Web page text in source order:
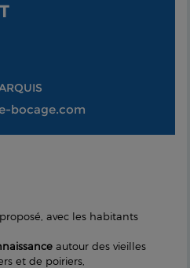
bocage.com
avec les habitants
autour des vieilles
et de poiriers,